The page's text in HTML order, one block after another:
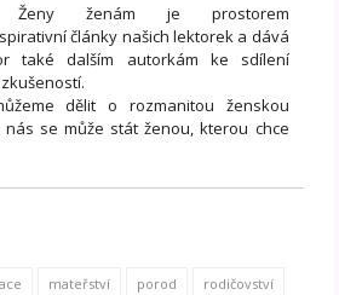
Ženy ženám je prostorem
články našich lektorek a dává
také dalším autorkám ke sdílení
dělit o rozmanitou ženskou
se může stát ženou, kterou chce
mateřství porod rodičovství